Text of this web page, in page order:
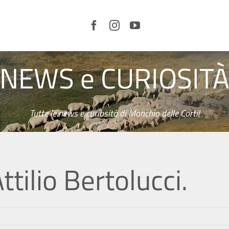
LECORTIE ILTERRITORIO
ORGANIZZALA TUAVISITA
SERVIZI
VIDEO
NEWS e CURIOSITÀ
Tutte le news e curiosità di Monchio delle Corti!
Bertolucci.